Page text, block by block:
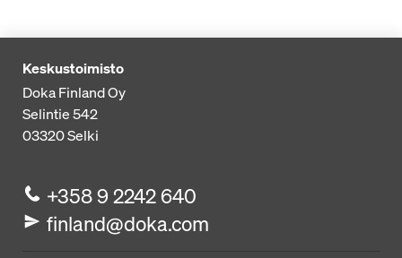
Keskustoimisto
Doka Finland Oy
Selintie 542
03320Selki
+358 9 2242 640
finland@doka.com